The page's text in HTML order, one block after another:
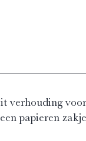
verhouding voor
papieren